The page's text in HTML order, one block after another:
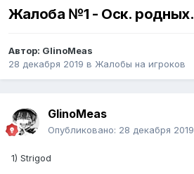
Жалоба №1 - Оск. родных.
Автор: GlinoMeas
28 декабря 2019 в Жалобы на игроков
GlinoMeas
Опубликовано: 28 декабря 2019
1) Strigod